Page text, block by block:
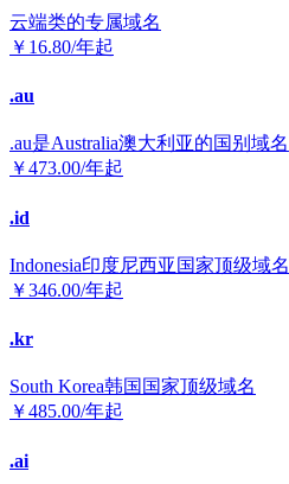
云端类的专属域名
￥ 16.80/年起
.au
.au是Australia澳大利亚的国别域名
￥473.00/年起
.id
Indonesia印度尼西亚国家顶级域名
￥346.00/年起
.kr
South Korea韩国国家顶级域名
￥485.00/年起
.ai